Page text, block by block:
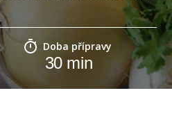
Doba přípravy
30min